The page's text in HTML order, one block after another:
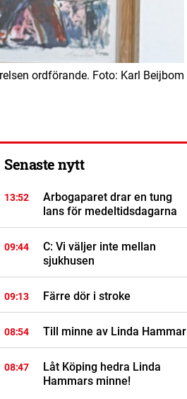
ordförande. Foto: Karl Beijbom
Senaste nytt
13:52
Arbogaparet drar en tung
lans för medeltidsdagarna
09:44
C: Vi väljer inte mellan
sjukhusen
09:13 Färre dör i stroke
08:54 Till minne av Linda Hammar
08:47
Låt Köping hedra Linda
Hammars minne!